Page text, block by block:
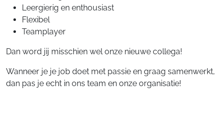
Leergierig en enthousiast
Flexibel
Teamplayer
Dan word jij misschien wel onze nieuwe collega!
Wanneer je je job doet met passie en graag samenwerkt,
dan pas je echt in ons team en onze organisatie!